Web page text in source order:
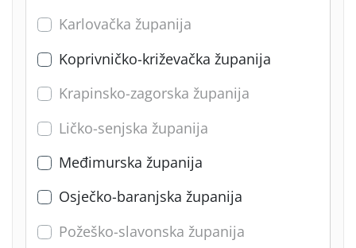
Karlovačka županija
Koprivničko-križevačka županija
Krapinsko-zagorska županija
Ličko-senjska županija
Međimurska županija
Osječko-baranjska županija
Požeško-slavonska županija